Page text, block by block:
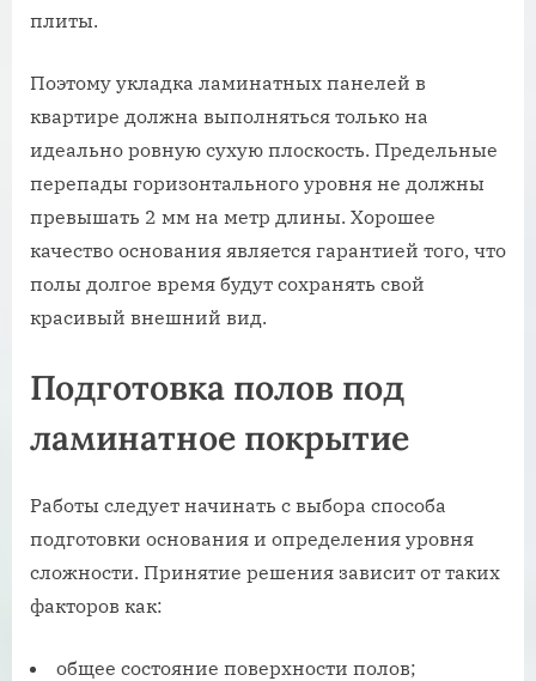
плиты.
Поэтому укладка ламинатных панелей в
квартире должна выполняться только на
идеально ровную сухую плоскость. Предельные
перепады горизонтального уровня не должны
превышать 2 мм на метр длины. Хорошее
качество основания является гарантией того, что
полы долгое время будут сохранять свой
красивый внешний вид.
Подготовка полов под
ламинатное покрытие
Работы следует начинать с выбора способа
подготовки основания и определения уровня
сложности. Принятие решения зависит от таких
факторов как:
общее состояние поверхности полов;